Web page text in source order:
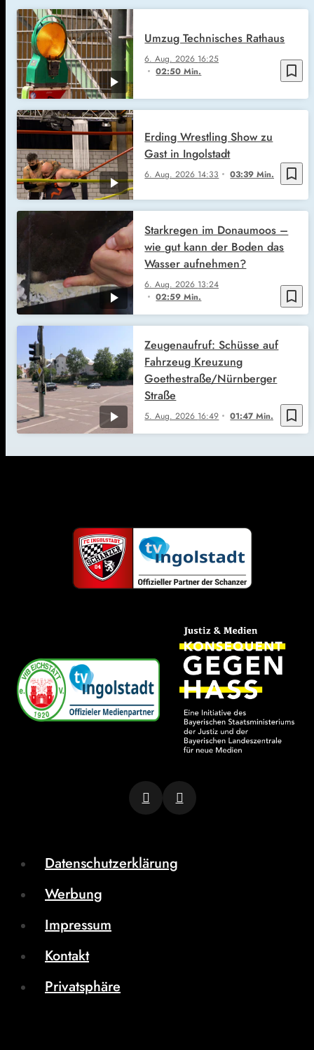
bookmark_border
6. Aug. 2026 16:25
02:50 Min.
Umzug Technisches Rathaus
bookmark_border
6. Aug. 2026 14:33 03:39 Min.
Erding Wrestling Show zu
Gast in Ingolstadt
bookmark_border
6. Aug. 2026 13:24
02:59 Min.
Starkregen im Donaumoos –
wie gut kann der Boden das
Wasser aufnehmen?
bookmark_border
5. Aug. 2026 16:49 01:47 Min.
Zeugenaufruf: Schüsse auf
Fahrzeug Kreuzung
Goethestraße/Nürnberger
Straße
Datenschutzerklärung
Werbung
Impressum
Kontakt
Privatsphäre